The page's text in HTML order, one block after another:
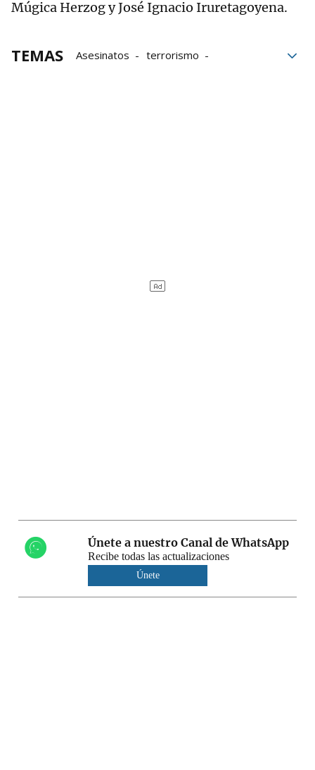
Múgica Herzog y José Ignacio Iruretagoyena.
TEMAS Asesinatos
terrorismo
Únete a nuestro Canal de WhatsApp
Recibe todas las actualizaciones
Únete